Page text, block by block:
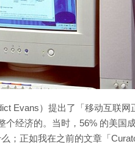
Evans）提出了「移动互联
经济的。当时，56% 的美国
；正如我在之前的文章「